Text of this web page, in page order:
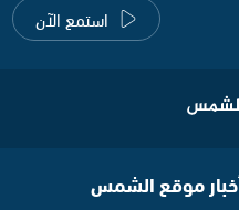
استمع الآن
موقع الشمس